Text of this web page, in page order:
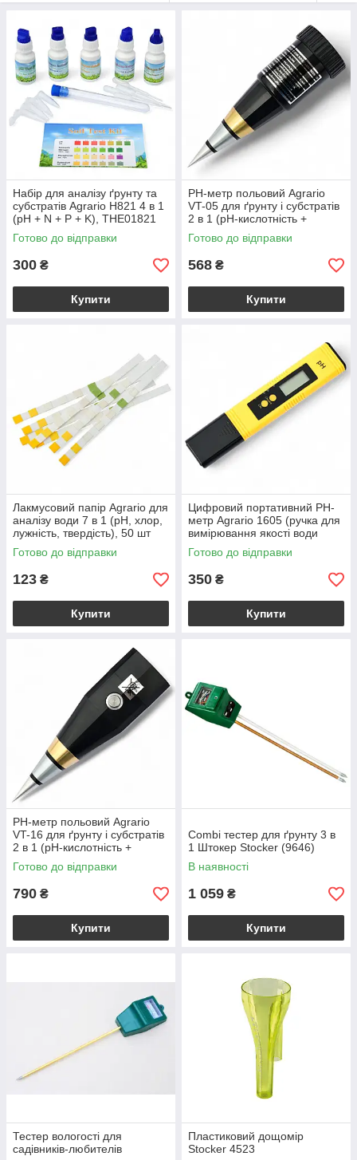
Набір для аналізу ґрунту та
субстратів Agrario H821 4 в 1
(рH + N + P + K), ТНЕ01821
Готово до відправки
300 ₴
Купити
РН-метр польовий Agrario
VT-05 для ґрунту і субстратів
2 в 1 (рН-кислотність +
вологість)
Готово до відправки
568 ₴
Купити
Лакмусовий папір Agrario для
аналізу води 7 в 1 (рН, хлор,
лужність, твердість), 50 шт
Готово до відправки
123 ₴
Купити
Цифровий портативний PH-
метр Agrario 1605 (ручка для
вимірювання якості води
TPH01605)
Готово до відправки
350 ₴
Купити
РН-метр польовий Agrario
VT-16 для ґрунту і субстратів
2 в 1 (рН-кислотність +
вологість)
Готово до відправки
790 ₴
Купити
Combi тестер для ґрунту 3 в
1 Штокер Stocker (9646)
В наявності
1 059 ₴
Купити
Тестер вологості для
садівників-любителів
Пластиковий дощомір
Stocker 4523